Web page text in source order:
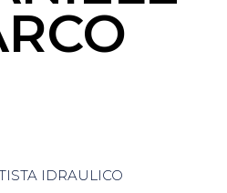
IDRAULICO